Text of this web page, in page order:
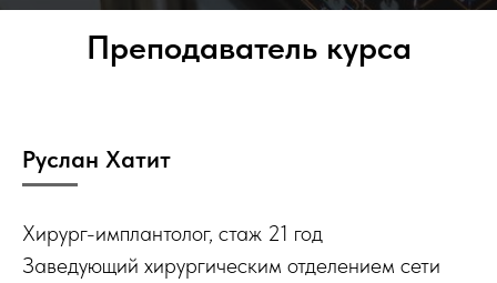
Преподаватель курса
Руслан Хатит
Хирург-имплантолог, стаж 21 год
Заведующий хирургическим отделением сети